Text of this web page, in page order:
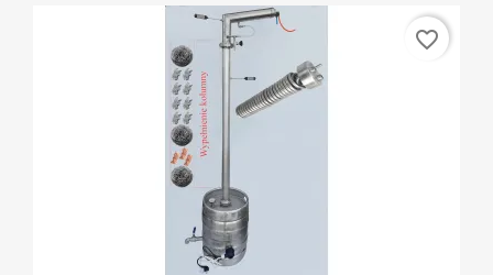
favorite_border